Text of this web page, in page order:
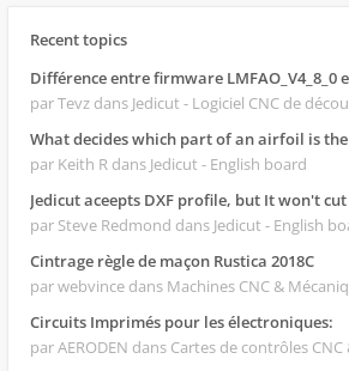
Recent topics
Différence entre firmware LMFAO_V4_8_0
par Tevz dans Jedicut - Logiciel CNC de
What decides which part of an airfoil is
par Keith R dans Jedicut - English board
Jedicut aceepts DXF profile, but It won't
par Steve Redmond dans Jedicut - English
Cintrage règle de maçon Rustica 2018C
par webvince dans Machines CNC &
Circuits Imprimés pour les électroniques:
par AERODEN dans Cartes de contrôles